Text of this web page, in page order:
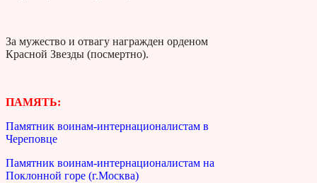
За мужество и отвагу награжден орденом
Красной Звезды (посмертно).
ПАМЯТЬ:
Памятник воинам-интернационалистам в
Череповце
Памятник воинам-интернационалистам на
Поклонной горе (г.Москва)